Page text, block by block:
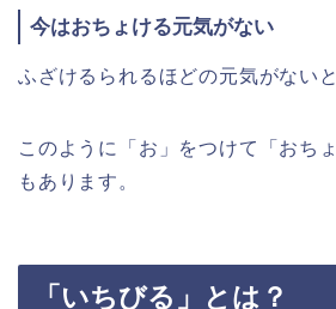
今はおちょける元気がない
ふざけるられるほどの元気がない
このように「お」をつけて「おち
もあります。
「いちびる」とは？